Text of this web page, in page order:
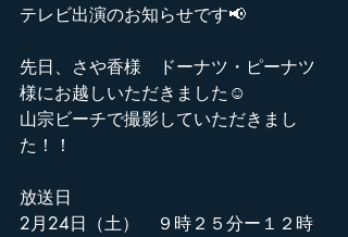
テレビ出演のお知らせです📢
先日、さや香様　ドーナツ・ピーナツ
様にお越しいただきました☺️
山宗ビーチで撮影していただきまし
た！！
放送日
2月24日（土）　９時２５分ー１２時